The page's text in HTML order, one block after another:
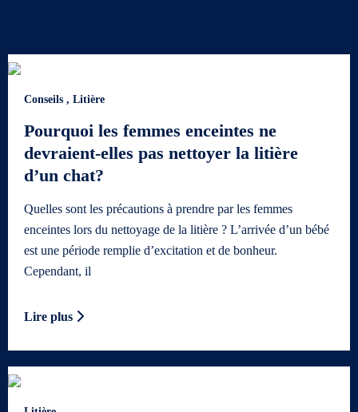
Conseils , Litière
Pourquoi les femmes enceintes ne
devraient-elles pas nettoyer la litière
d’un chat?
Quelles sont les précautions à prendre par les femmes
enceintes lors du nettoyage de la litière ? L’arrivée d’un bébé
est une période remplie d’excitation et de bonheur.
Cependant, il
Lire plus